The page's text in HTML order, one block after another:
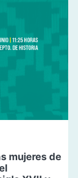
mujeres de